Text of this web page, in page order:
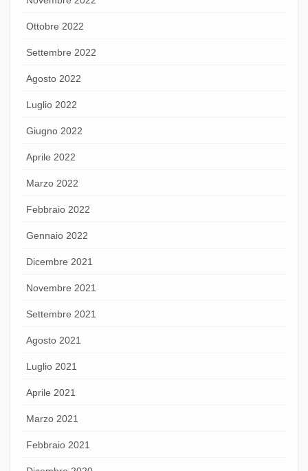
Ottobre 2022
Settembre 2022
Agosto 2022
Luglio 2022
Giugno 2022
Aprile 2022
Marzo 2022
Febbraio 2022
Gennaio 2022
Dicembre 2021
Novembre 2021
Settembre 2021
Agosto 2021
Luglio 2021
Aprile 2021
Marzo 2021
Febbraio 2021